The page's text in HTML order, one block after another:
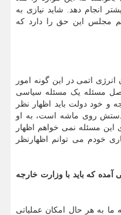
انجام دهد. شاید نیازی به
مجلس این حق را دارد که
اتمی در این گونه امور
مسئله یک مسئله سیاسی
و خود دولت باید اظهار نظر
روی ماشه است، به او
مسئله نمی خواهم اظهار
خودم می توانم اظهارنظر
که باید با وزارت خارجه
به هر حال امکان عملیاتی